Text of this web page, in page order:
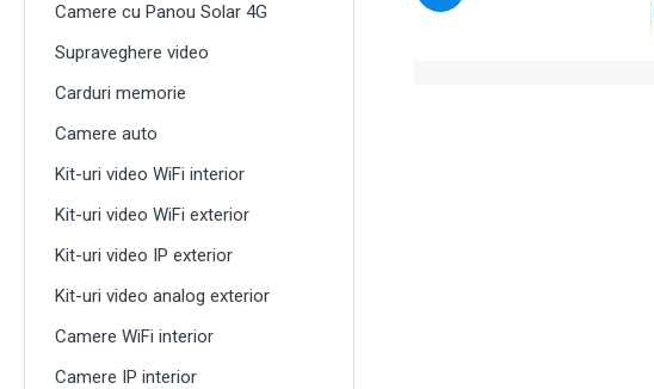
Camere cu Panou Solar 4G
Supraveghere video
Carduri memorie
Camere auto
Kit-uri video WiFi interior
Kit-uri video WiFi exterior
Kit-uri video IP exterior
Kit-uri video analog exterior
Camere WiFi interior
Camere IP interior